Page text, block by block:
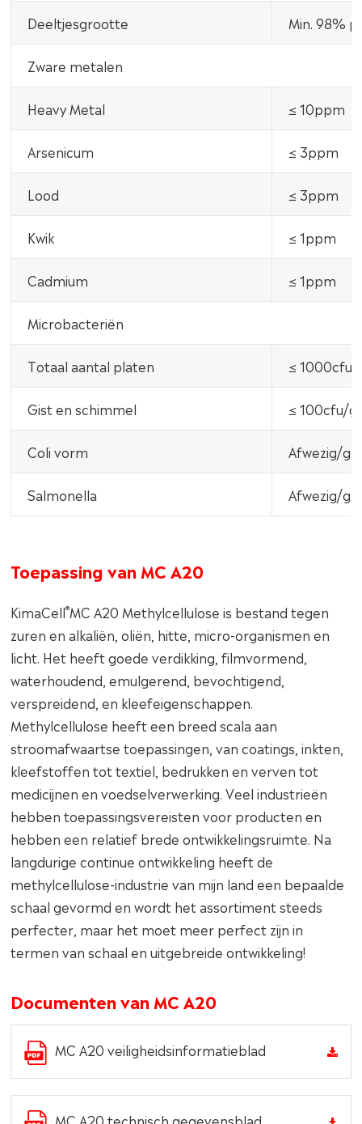
Deeltjesgrootte Min. 98%
Zware metalen
Heavy Metal ≤ 10ppm
Arsenicum ≤ 3ppm
Lood ≤ 3ppm
Kwik ≤ 1ppm
Cadmium ≤ 1ppm
Microbacteriën
Totaal aantal platen ≤ 1000cfu/
Gist en schimmel ≤ 100cfu/g
Coli vorm Afwezig/g
Salmonella Afwezig/g
Toepassing van MC A20
KimaCell®MC A20 Methylcellulose is bestand tegen
zuren en alkaliën, oliën, hitte, micro-organismen en
licht. Het heeft goede verdikking, filmvormend,
waterhoudend, emulgerend, bevochtigend,
verspreidend, en kleefeigenschappen.
Methylcellulose heeft een breed scala aan
stroomafwaartse toepassingen, van coatings, inkten,
kleefstoffen tot textiel, bedrukken en verven tot
medicijnen en voedselverwerking. Veel industrieën
hebben toepassingsvereisten voor producten en
hebben een relatief brede ontwikkelingsruimte. Na
langdurige continue ontwikkeling heeft de
methylcellulose-industrie van mijn land een bepaalde
schaal gevormd en wordt het assortiment steeds
perfecter, maar het moet meer perfect zijn in
termen van schaal en uitgebreide ontwikkeling!
Documenten van MC A20
MC A20 veiligheidsinformatieblad
MC A20 technisch gegevensblad